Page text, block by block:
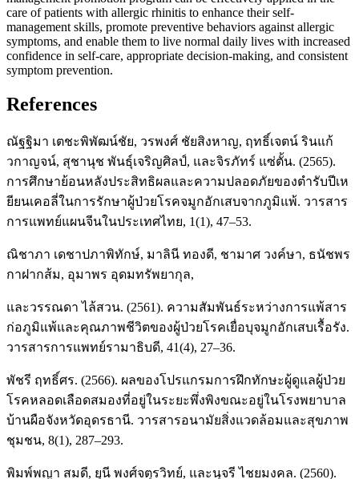
care of patients with allergic rhinitis to enhance their self-
management skills, promote preventive behaviors against allergic
symptoms, and enable them to live normal daily lives with increased
confidence in self-care, appropriate decision-making, and consistent
symptom prevention.
References
ณัฐฐิมา เตชะพิพัฒน์ชัย, วรพงศ์ ชัยสิงหาญ, ฤทธิ์เจตน์ รินแก้
วกาญจน์, สุชานุช พันธุ์เจริญศิลป์, และจิรภัทร์ แซ่ตั้น. (2565).
การศึกษาย้อนหลังประสิทธิผลและความปลอดภัยของตำรับปีเห
ยียนเคอลี่ในการรักษาผู้ป่วยโรคจมูกอักเสบจากภูมิแพ้. วารสาร
การแพทย์แผนจีนในประเทศไทย, 1(1), 47–53.
ณิชาภา เดชาปภาพิทักษ์, มาลินี ทองดี, ชามาศ วงค์ษา, ธนัชพร
กาฝากส้ม, อุมาพร อุดมทรัพยากุล,
และวรรณดา ไล้สวน. (2561). ความสัมพันธ์ระหว่างการแพ้สาร
ก่อภูมิแพ้และคุณภาพชีวิตของผู้ป่วยโรคเยื่อบุจมูกอักเสบเรื้อรัง.
วารสารการแพทย์รามาธิบดี, 41(4), 27–36.
พัชรี ฤทธิ์ศร. (2566). ผลของโปรแกรมการฝึกทักษะผู้ดูแลผู้ป่วย
โรคหลอดเลือดสมองที่อยู่ในระยะพึ่งพิงขณะอยู่ในโรงพยาบาล
บ้านผือจังหวัดอุดรธานี. วารสารอนามัยสิ่งแวดล้อมและสุขภาพ
ชุมชน, 8(1), 287–293.
พิมพ์พญา สมดี, ยุนี พงศ์จตุรวิทย์, และนุจรี ไชยมงคล. (2560).